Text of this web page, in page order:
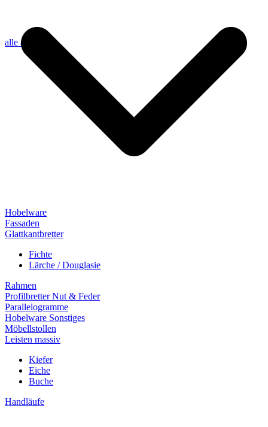
alle anzeigen
Hobelware
Fassaden
Glattkantbretter
Fichte
Lärche / Douglasie
Rahmen
Profilbretter Nut & Feder
Parallelogramme
Hobelware Sonstiges
Möbellstollen
Leisten massiv
Kiefer
Eiche
Buche
Handläufe